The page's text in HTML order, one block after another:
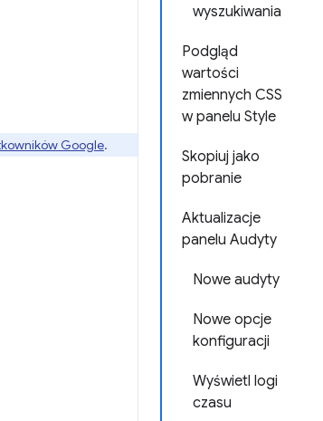
wyszukiwania
Podgląd
wartości
zmiennych CSS
w panelu Style
Skopiuj jako
pobranie
Aktualizacje
panelu Audyty
Nowe audyty
Nowe opcje
konfiguracji
Wyświetl logi
czasu
Google.